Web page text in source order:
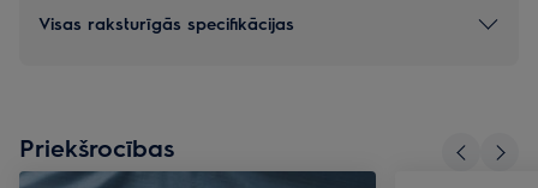
Visas raksturīgās specifikācijas
Priekšrocības